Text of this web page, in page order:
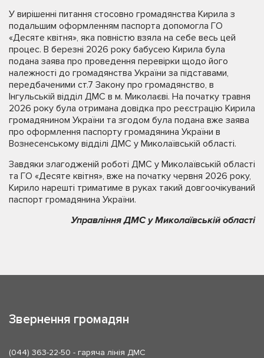
У вирішенні питання стосовно громадянства Кирила з
подальшим оформленням паспорта допомогла ГО
«Десяте квітня», яка повністю взяла на себе весь цей
процес. В березні 2026 року бабусею Кирила була
подана заява про проведення перевірки щодо його
належності до громадянства України за підставами,
передбаченими ст.7 Закону про громадянство, в
Інгульській відділ ДМС в м. Миколаєві. На початку травня
2026 року була отримана довідка про реєстрацію Кирила
громадянином України та згодом була подана вже заява
про оформлення паспорту громадянина України в
Вознесенському відділі ДМС у Миколаївській області.
Завдяки злагодженій роботі ДМС у Миколаївській області
та ГО «Десяте квітня», вже на початку червня 2026 року,
Кирило нарешті триматиме в руках такий довгоочікуваний
паспорт громадянина України.
Управління ДМС у Миколаївській області
Звернення громадян
(044) 363-22-50 - гаряча лінія ДМС